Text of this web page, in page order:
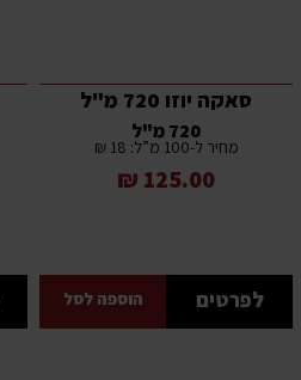
סאקה יוזו 720 מ"ל
720 מ"ל
מחיר ל-100 מ”ל: 18 ₪
125.00 ₪
לפרטים הוספה לסל